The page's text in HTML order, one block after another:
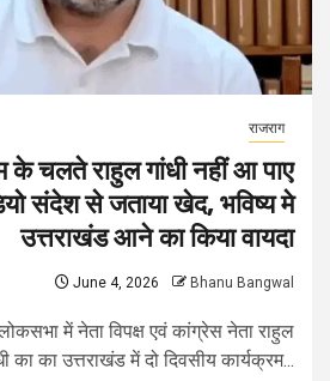
राजराग
के चलते राहुल गांधी नहीं आ पाए
संदेश से जताया खेद, भविष्य मे
उत्तराखंड आने का किया वायदा
June 4, 2026 Bhanu Bangwal
में नेता विपक्ष एवं कांग्रेस नेता राहुल
का का उत्तराखंड में दो दिवसीय कार्यक्रम...